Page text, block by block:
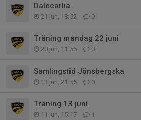
Dalecarlia
21 jun, 18:52 0
Träning måndag 22 juni
20 jun, 11:56 0
Samlingstid Jönsbergska
13 jun, 21:55 0
Träning 13 juni
11 jun, 15:17 1